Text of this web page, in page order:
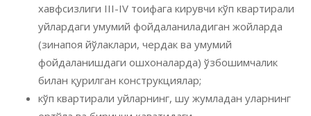
хавфсизлиги III-IV тоифага кирувчи кўп квартирали
уйлардаги умумий фойдаланиладиган жойларда
(зинапоя йўлаклари, чердак ва умумий
фойдаланишдаги ошхоналарда) ўзбошимчалик
билан қурилган конструкциялар;
кўп квартирали уйларнинг, шу жумладан уларнинг